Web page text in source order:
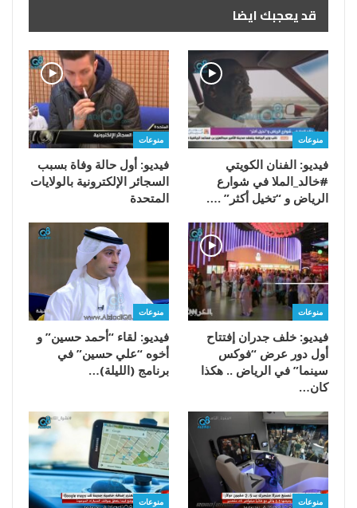
قد يعجبك ايضا
منوعات
فيديو: الفنان الكويتي
#خالد_الملا في شوارع
الرياض و “تخيل أكثر” .…
منوعات
فيديو: أول حالة وفاة بسبب
السجائر الإلكترونية بالولايات
المتحدة
منوعات
فيديو: خلف جدران إفتتاح
أول دور عرض “فوكس
سينما” في الرياض .. هكذا
كان…
منوعات
فيديو: لقاء “أحمد حسين” و
أخوه “علي حسين” في
برنامج (الليلة)…
منوعات منوعات